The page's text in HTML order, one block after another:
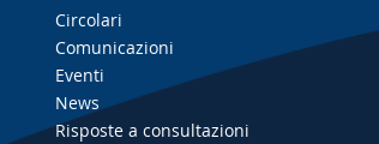
Circolari
Comunicazioni
Eventi
News
Risposte a consultazioni